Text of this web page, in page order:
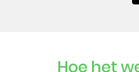
Hoe het